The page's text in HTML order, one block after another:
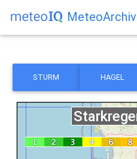
MeteoArchiv
STURM HAGEL